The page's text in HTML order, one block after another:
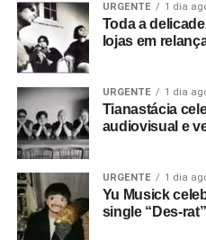
reproduções no Spotify e
em momentos como a
TikTok, e a presença na série
“Todos os dias, somos
fazendo versões da música.
Estrin sobre a permanência
Em 2026, o Hoobastank
música:How do you sleep?,
desde Push pull, de 2018. A
URGENTE 1 dia
Toda a
lojas em
URGENTE 1 dia
Tianastácia
audiovisual e
URGENTE 1 dia
Yu Musick
single “Des-rat”